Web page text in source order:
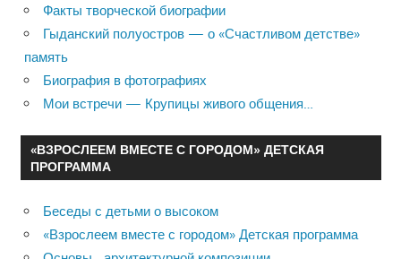
Факты творческой биографии
Гыданский полуостров — о «Счастливом детстве»
память
Биография в фотографиях
Мои встречи — Крупицы живого общения…
«ВЗРОСЛЕЕМ ВМЕСТЕ С ГОРОДОМ» ДЕТСКАЯ
ПРОГРАММА
Беседы с детьми о высоком
«Взрослеем вместе с городом» Детская программа